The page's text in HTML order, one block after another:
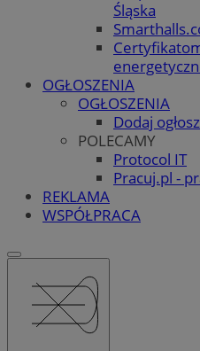
Śląska
OGŁOSZENIA
OGŁOSZENIA
Dodaj
POLECAMY
Protocol IT
Pracuj.pl -
REKLAMA
WSPÓŁPRACA